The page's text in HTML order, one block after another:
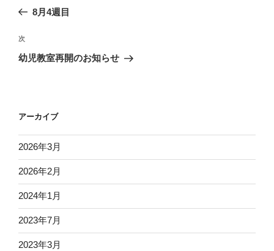
ナ
ビ
ゲ
ン
の
稿
8月4週目
次
の
次
幼児教室再開のお知らせ
アーカイブ
2026年3月
2026年2月
2024年1月
2023年7月
2023年3月